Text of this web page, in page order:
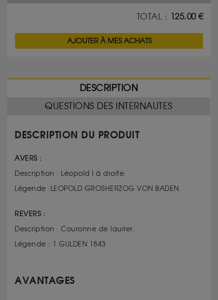
TOTAL : 125.00€
AJOUTER À MES ACHATS
DESCRIPTION
QUESTIONS DES INTERNAUTES
DESCRIPTION DU PRODUIT
AVERS :
Description : Léopold I à droite.
Légende :LEOPOLD GROSHERZOG VON BADEN.
REVERS :
Description : Couronne de laurier.
Légende : 1 GULDEN 1843
AVANTAGES